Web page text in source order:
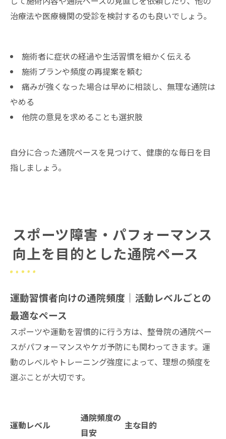
治療法や医療機関の受診を検討するのも良いでしょう。
施術者に症状の経過や生活習慣を細かく伝える
施術プランや頻度の再提案を頼む
痛みが強くなった場合は早めに相談し、無理な通院は
やめる
他院の意見を求めることも選択肢
自分に合った通院ペースを見つけて、健康的な毎日を目
指しましょう。
スポーツ障害・パフォーマンス
向上を目的とした通院ペース
運動習慣者向けの通院頻度｜活動レベルごとの
最適なペース
スポーツや運動を習慣的に行う方は、整骨院の通院ペー
スがパフォーマンスやケガ予防にも関わってきます。運
動のレベルやトレーニング強度によって、理想の頻度を
選ぶことが大切です。
運動レベル
通院頻度の
目安
主な目的